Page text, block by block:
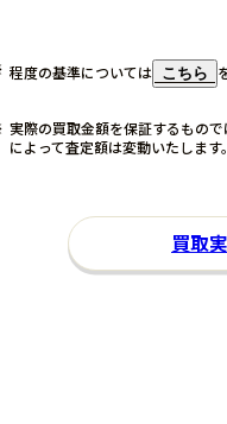
程度の基準については こちら
実際の買取金額を保証するもの
によって査定額は変動いたします。
買取